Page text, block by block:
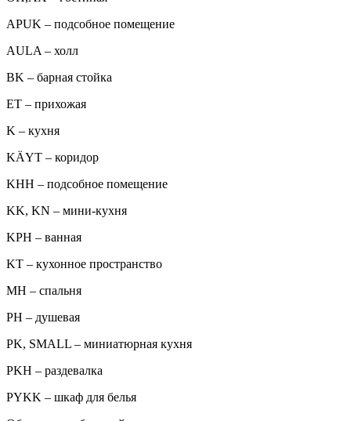
APUK – подсобное помещение
AULA – холл
BK – барная стойка
ET – прихожая
K – кухня
KÄYT – коридор
KHH – подсобное помещение
KK, KN – мини-кухня
KPH – ванная
KT – кухонное пространство
MH – спальня
PH – душевая
PK, SMALL – миниатюрная кухня
PKH – раздевалка
PYKK – шкаф для белья